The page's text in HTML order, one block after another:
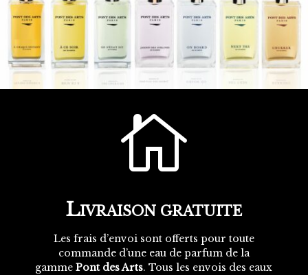

LIVRAISON GRATUITE
Les frais d’envoi sont offerts pour toute
commande d’une eau de parfum de la
gammePont des Arts. Tous les envois des eaux